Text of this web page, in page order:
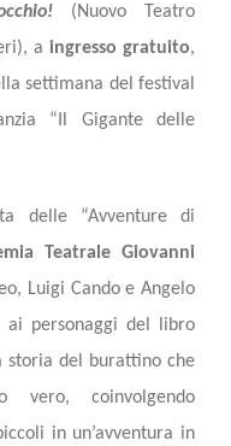
(Nuovo Teatro
a ingresso gratuito,
settimana del festival
“Il Gigante delle
delle “Avventure di
Teatrale Giovanni
Luigi Cando e Angelo
personaggi del libro
storia del burattino che
vero, coinvolgendo
in un’avventura in